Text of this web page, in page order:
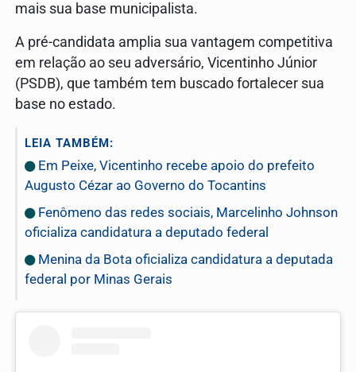
mais sua base municipalista.
A pré-candidata amplia sua vantagem competitiva
em relação ao seu adversário, Vicentinho Júnior
(PSDB), que também tem buscado fortalecer sua
base no estado.
LEIA TAMBÉM:
Em Peixe, Vicentinho recebe apoio do prefeito
Augusto Cézar ao Governo do Tocantins
Fenômeno das redes sociais, Marcelinho Johnson
oficializa candidatura a deputado federal
Menina da Bota oficializa candidatura a deputada
federal por Minas Gerais